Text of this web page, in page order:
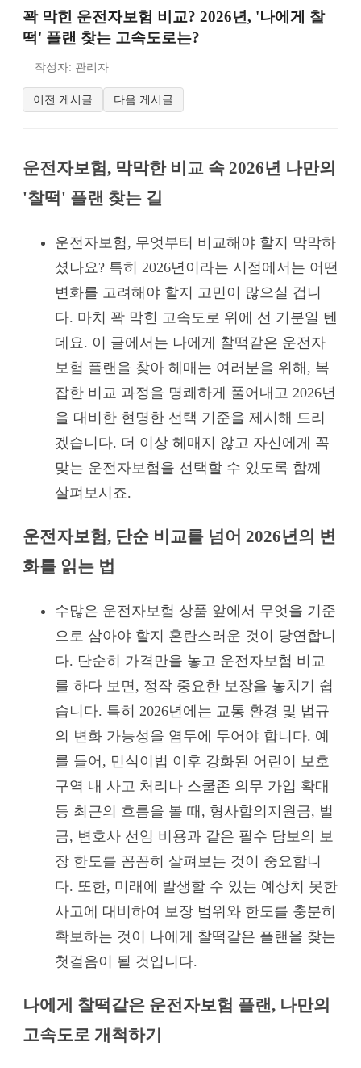
꽉 막힌 운전자보험 비교? 2026년, '나에게 찰
떡' 플랜 찾는 고속도로는?
작성자: 관리자
이전 게시글 다음 게시글
운전자보험, 막막한 비교 속 2026년 나만의
'찰떡' 플랜 찾는 길
운전자보험, 무엇부터 비교해야 할지 막막하
셨나요? 특히 2026년이라는 시점에서는 어떤
변화를 고려해야 할지 고민이 많으실 겁니
다. 마치 꽉 막힌 고속도로 위에 선 기분일 텐
데요. 이 글에서는 나에게 찰떡같은 운전자
보험 플랜을 찾아 헤매는 여러분을 위해, 복
잡한 비교 과정을 명쾌하게 풀어내고 2026년
을 대비한 현명한 선택 기준을 제시해 드리
겠습니다. 더 이상 헤매지 않고 자신에게 꼭
맞는 운전자보험을 선택할 수 있도록 함께
살펴보시죠.
운전자보험, 단순 비교를 넘어 2026년의 변
화를 읽는 법
수많은 운전자보험 상품 앞에서 무엇을 기준
으로 삼아야 할지 혼란스러운 것이 당연합니
다. 단순히 가격만을 놓고 운전자보험 비교
를 하다 보면, 정작 중요한 보장을 놓치기 쉽
습니다. 특히 2026년에는 교통 환경 및 법규
의 변화 가능성을 염두에 두어야 합니다. 예
를 들어, 민식이법 이후 강화된 어린이 보호
구역 내 사고 처리나 스쿨존 의무 가입 확대
등 최근의 흐름을 볼 때, 형사합의지원금, 벌
금, 변호사 선임 비용과 같은 필수 담보의 보
장 한도를 꼼꼼히 살펴보는 것이 중요합니
다. 또한, 미래에 발생할 수 있는 예상치 못한
사고에 대비하여 보장 범위와 한도를 충분히
확보하는 것이 나에게 찰떡같은 플랜을 찾는
첫걸음이 될 것입니다.
나에게 찰떡같은 운전자보험 플랜, 나만의
고속도로 개척하기